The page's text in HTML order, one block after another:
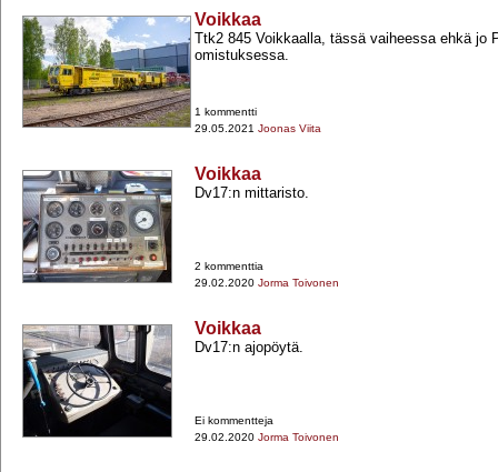
Voikkaa
Ttk2 845 Voikkaalla, tässä vaiheessa ehkä jo
omistuksessa.
1 kommentti
29.05.2021 Joonas Viita
Voikkaa
Dv17:n mittaristo.
2 kommenttia
29.02.2020 Jorma Toivonen
Voikkaa
Dv17:n ajopöytä.
Ei kommentteja
29.02.2020 Jorma Toivonen